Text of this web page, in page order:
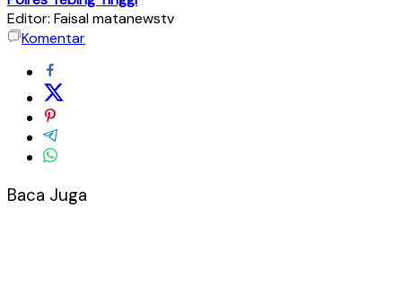
Editor: Faisal matanewstv
Komentar
Baca Juga